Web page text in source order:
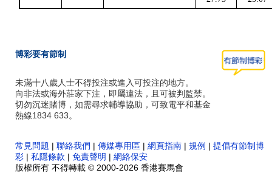
博彩要有節制
未滿十八歲人士不得投注或進入可投注的地方。
向非法或海外莊家下注，即屬違法，且可被判監禁。
切勿沉迷賭博，如需尋求輔導協助，可致電平和基金
熱線1834 633。
常見問題 | 聯絡我們 | 傳媒專用區 | 網頁指南 | 規例 | 提倡有節制博
彩 | 私隱條款 | 免責聲明 | 網絡保安
版權所有 不得轉載 © 2000-2026 香港賽馬會